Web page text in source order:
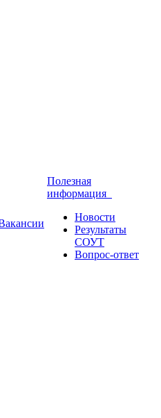
Полезная
информация
Новости
Результаты
СОУТ
Вопрос-ответ